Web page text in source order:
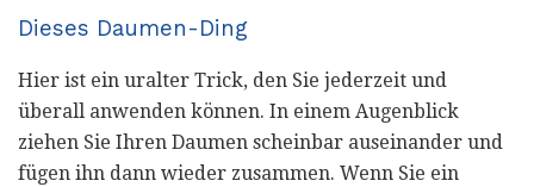
Dieses Daumen-Ding
Hier ist ein uralter Trick, den Sie jederzeit und
überall anwenden können. In einem Augenblick
ziehen Sie Ihren Daumen scheinbar auseinander und
fügen ihn dann wieder zusammen. Wenn Sie ein